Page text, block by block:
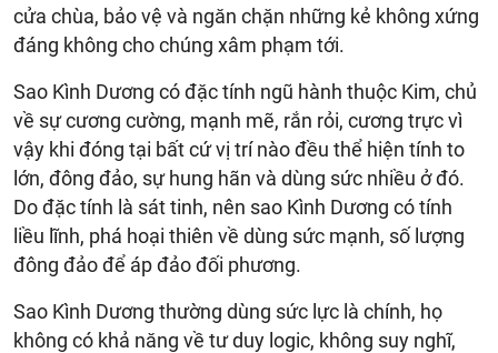
cửa chùa, bảo vệ và ngăn chặn những kẻ không xứng
đáng không cho chúng xâm phạm tới.
Sao Kình Dương có đặc tính ngũ hành thuộc Kim, chủ
về sự cương cường, mạnh mẽ, rắn rỏi, cương trực vì
vậy khi đóng tại bất cứ vị trí nào đều thể hiện tính to
lớn, đông đảo, sự hung hãn và dùng sức nhiều ở đó.
Do đặc tính là sát tinh, nên sao Kình Dương có tính
liều lĩnh, phá hoại thiên về dùng sức mạnh, số lượng
đông đảo để áp đảo đối phương.
Sao Kình Dương thường dùng sức lực là chính, họ
không có khả năng về tư duy logic, không suy nghĩ,